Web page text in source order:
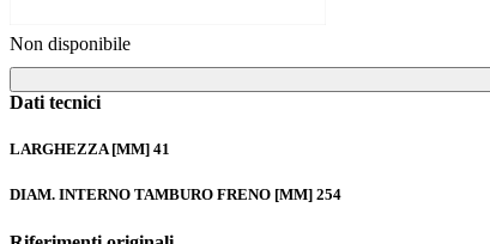
Non disponibile
Dati tecnici
LARGHEZZA [MM] 41
DIAM. INTERNO TAMBURO FRENO [MM] 254